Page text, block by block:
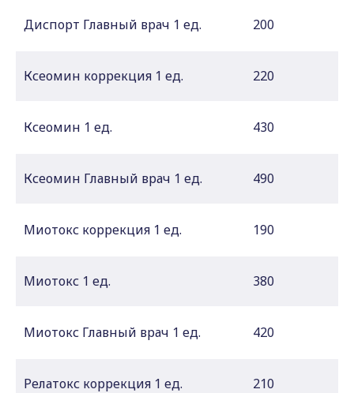
Диспорт Главный врач 1 ед. 200
Ксеомин коррекция 1 ед. 220
Ксеомин 1 ед. 430
Ксеомин Главный врач 1 ед. 490
Миотокс коррекция 1 ед. 190
Миотокс 1 ед. 380
Миотокс Главный врач 1 ед. 420
Релатокс коррекция 1 ед. 210